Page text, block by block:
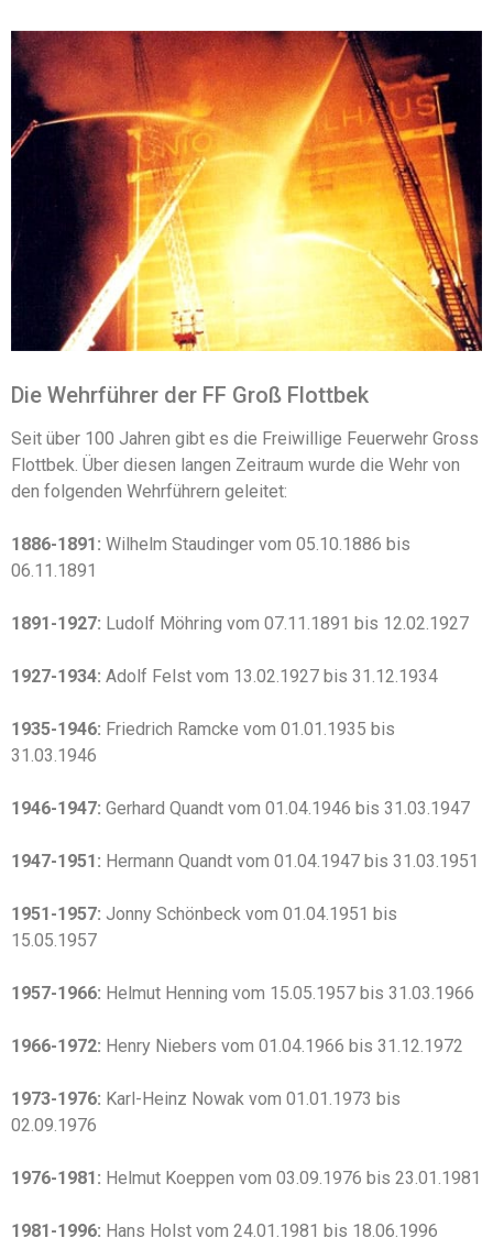
Die Wehrführer der FF Groß Flottbek
Seit über 100 Jahren gibt es die Freiwillige Feuerwehr Gross
Flottbek. Über diesen langen Zeitraum wurde die Wehr von
den folgenden Wehrführern geleitet:
1886-1891: Wilhelm Staudinger vom 05.10.1886 bis
06.11.1891
1891-1927: Ludolf Möhring vom 07.11.1891 bis 12.02.1927
1927-1934: Adolf Felst vom 13.02.1927 bis 31.12.1934
1935-1946: Friedrich Ramcke vom 01.01.1935 bis
31.03.1946
1946-1947: Gerhard Quandt vom 01.04.1946 bis 31.03.1947
1947-1951: Hermann Quandt vom 01.04.1947 bis 31.03.1951
1951-1957: Jonny Schönbeck vom 01.04.1951 bis
15.05.1957
1957-1966: Helmut Henning vom 15.05.1957 bis 31.03.1966
1966-1972: Henry Niebers vom 01.04.1966 bis 31.12.1972
1973-1976: Karl-Heinz Nowak vom 01.01.1973 bis
02.09.1976
1976-1981: Helmut Koeppen vom 03.09.1976 bis 23.01.1981
1981-1996: Hans Holst vom 24.01.1981 bis 18.06.1996